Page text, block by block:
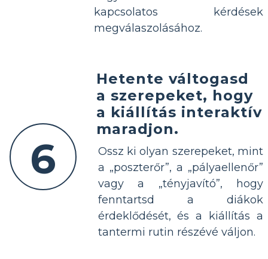
kapcsolatos kérdések
megválaszolásához.
6
Hetente váltogasd
a szerepeket, hogy
a kiállítás interaktív
maradjon.
Ossz ki olyan szerepeket, mint
a „poszterőr”, a „pályaellenőr”
vagy a „tényjavító”, hogy
fenntartsd a diákok
érdeklődését, és a kiállítás a
tantermi rutin részévé váljon.